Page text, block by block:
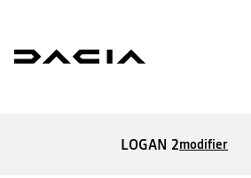
LOGAN 2modifier